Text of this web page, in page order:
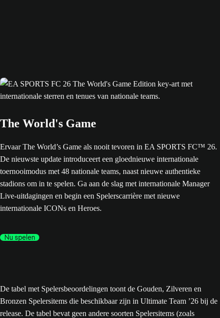
The World's Game
Ervaar The World’s Game als nooit tevoren in EA SPORTS FC™ 26.
De nieuwste update introduceert een gloednieuwe internationale
toernooimodus met 48 nationale teams, naast nieuwe authentieke
stadions om in te spelen. Ga aan de slag met internationale Manager
Live-uitdagingen en begin een Spelerscarrière met nieuwe
internationale ICONs en Heroes.
Nu spelen
De tabel met Spelersbeoordelingen toont de Gouden, Zilveren en
Bronzen Spelersitems die beschikbaar zijn in Ultimate Team ’26 bij de
release. De tabel bevat geen andere soorten Spelersitems (zoals